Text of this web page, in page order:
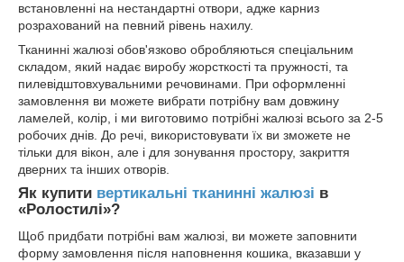
встановленні на нестандартні отвори, адже карниз
розрахований на певний рівень нахилу.
Тканинні жалюзі обов'язково обробляються спеціальним
складом, який надає виробу жорсткості та пружності, та
пилевідштовхувальними речовинами. При оформленні
замовлення ви можете вибрати потрібну вам довжину
ламелей, колір, і ми виготовимо потрібні жалюзі всього за 2-5
робочих днів. До речі, використовувати їх ви зможете не
тільки для вікон, але і для зонування простору, закриття
дверних та інших отворів.
Як купити вертикальні тканинні жалюзі в
«Ролостилі»?
Щоб придбати потрібні вам жалюзі, ви можете заповнити
форму замовлення після наповнення кошика, вказавши у